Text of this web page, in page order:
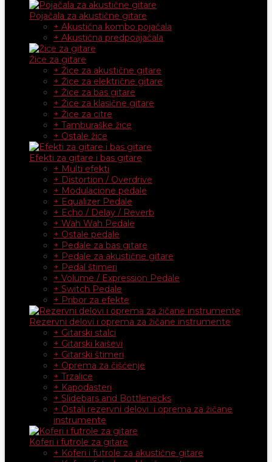
Pojačala za akustične gitare
+ Akustična kombo pojačala
+ Akustična predpoajačala
Žice za gitare
+ Žice za akustične gitare
+ Žice za električne gitare
+ Žice za bas gitare
+ Žice za klasične gitare
+ Žice za citre
+ Tamburaške žice
+ Ostale žice
Efekti za gitare i bas gitare
+ Multi efekti
+ Distortion / Overdrive
+ Modulacione pedale
+ Equalizer Pedale
+ Echo / Delay / Reverb
+ Wah Wah Pedale
+ Ostale pedale
+ Pedale za bas gitare
+ Pedale za akustične gitare
+ Pedal štimeri
+ Volume / Expression Pedale
+ Switch Pedale
+ Pribor za efekte
Rezervni delovi i oprema za žičane instrumente
+ Gitarski stalci
+ Gitarski kaiševi
+ Gitarski štimeri
+ Oprema za čišćenje
+ Trzalice
+ Kapodasteri
+ Slidebars and Bottlenecks
+ Ostali rezervni delovi i oprema za žičane
instrumente
Koferi i futrole za gitare
+ Koferi i futrole za akustične gitare